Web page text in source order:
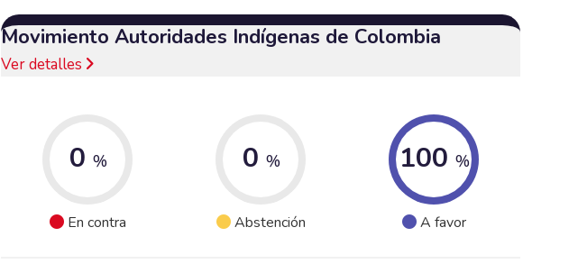
Movimiento Autoridades Indígenas de Colombia
Ver detalles
0 %
En contra
0 %
Abstención
100 %
A favor